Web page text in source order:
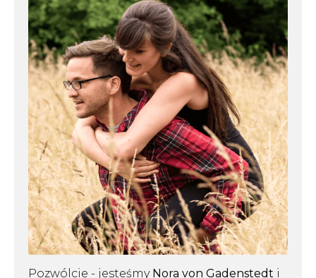
Pozwólcie - jesteśmy Nora von Gadenstedt i